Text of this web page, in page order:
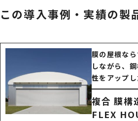
この導入事例・実績の製
膜の屋根な
しながら、
性をアップ
複合 膜構
FLEX